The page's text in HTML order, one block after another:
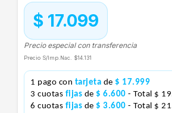
$ 17.099
Precio especial con transferencia
Precio S/Imp.Nac. $14.131
1 pago con tarjeta de $ 17.999
3 cuotas fijas de $ 6.600 - Total $
6 cuotas fijas de $ 3.600 - Total $